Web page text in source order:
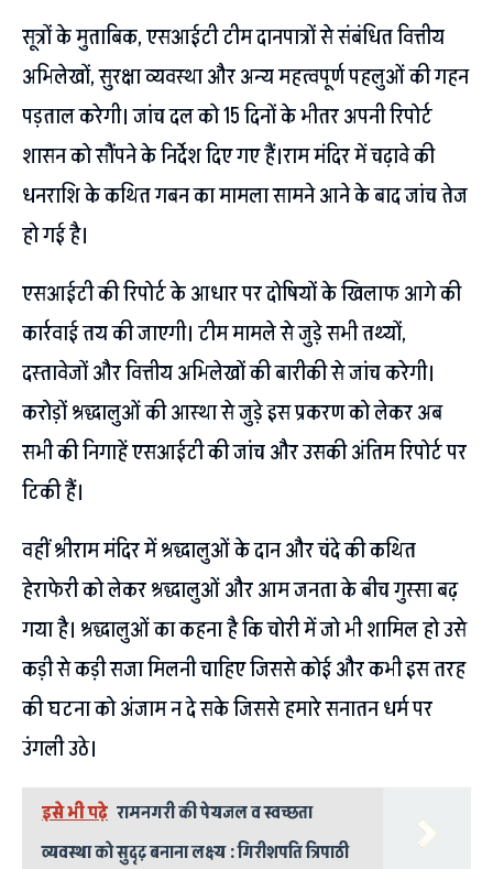
सूत्रों के मुताबिक, एसआईटी टीम दानपात्रों से संबंधित वित्तीय
अभिलेखों, सुरक्षा व्यवस्था और अन्य महत्वपूर्ण पहलुओं की गहन
पड़ताल करेगी। जांच दल को 15 दिनों के भीतर अपनी रिपोर्ट
शासन को सौंपने के निर्देश दिए गए हैं।राम मंदिर में चढ़ावे की
धनराशि के कथित गबन का मामला सामने आने के बाद जांच तेज
हो गई है।
एसआईटी की रिपोर्ट के आधार पर दोषियों के खिलाफ आगे की
कार्रवाई तय की जाएगी। टीम मामले से जुड़े सभी तथ्यों,
दस्तावेजों और वित्तीय अभिलेखों की बारीकी से जांच करेगी।
करोड़ों श्रद्धालुओं की आस्था से जुड़े इस प्रकरण को लेकर अब
सभी की निगाहें एसआईटी की जांच और उसकी अंतिम रिपोर्ट पर
टिकी हैं।
वहीं श्रीराम मंदिर में श्रद्धालुओं के दान और चंदे की कथित
हेराफेरी को लेकर श्रद्धालुओं और आम जनता के बीच गुस्सा बढ़
गया है। श्रद्धालुओं का कहना है कि चोरी में जो भी शामिल हो उसे
कड़ी से कड़ी सजा मिलनी चाहिए जिससे कोई और कभी इस तरह
की घटना को अंजाम न दे सके जिससे हमारे सनातन धर्म पर
उंगली उठे।
इसे भी पढ़े रामनगरी की पेयजल व स्वच्छता
व्यवस्था को सुदृढ़ बनाना लक्ष्य : गिरीशपति त्रिपाठी